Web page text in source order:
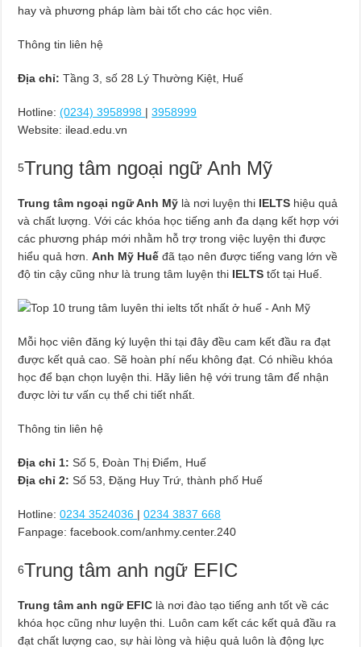
hay và phương pháp làm bài tốt cho các học viên.
Thông tin liên hệ
Địa chỉ: Tầng 3, số 28 Lý Thường Kiệt, Huế
Hotline: (0234) 3958998 |3958999
Website: ilead.edu.vn
5Trung tâm ngoại ngữ Anh Mỹ
Trung tâm ngoại ngữ Anh Mỹ là nơi luyện thi IELTS hiệu quả
và chất lượng. Với các khóa học tiếng anh đa dạng kết hợp với
các phương pháp mới nhằm hỗ trợ trong việc luyện thi được
hiểu quả hơn.Anh Mỹ Huế đã tạo nên được tiếng vang lớn về
độ tin cậy cũng như là trung tâm luyện thi IELTS tốt tại Huế.
Mỗi học viên đăng ký luyện thi tại đây đều cam kết đầu ra đạt
được kết quả cao. Sẽ hoàn phí nếu không đạt. Có nhiều khóa
học để bạn chọn luyện thi. Hãy liên hệ với trung tâm để nhận
được lời tư vấn cụ thể chi tiết nhất.
Thông tin liên hệ
Địa chỉ 1: Số 5, Đoàn Thị Điểm, Huế
Địa chỉ 2: Số 53, Đặng Huy Trứ, thành phố Huế
Hotline: 0234 3524036 |0234 3837 668
Fanpage: facebook.com/anhmy.center.240
6Trung tâm anh ngữ EFIC
Trung tâm anh ngữ EFIC là nơi đào tạo tiếng anh tốt về các
khóa học cũng như luyện thi. Luôn cam kết các kết quả đầu ra
đạt chất lượng cao, sự hài lòng và hiệu quả luôn là động lực